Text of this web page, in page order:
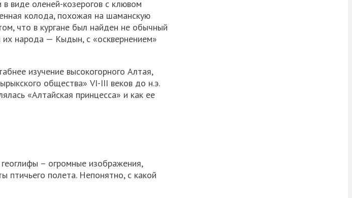
виде оленей-козерогов с клювом
колода, похожая на шаманскую
что в кургане был найден не обычный
их народа — Кыдын, с «осквернением»
изучение высокогорного Алтая,
общества» VI-III веков до н.э.
«Алтайская принцесса» и как ее
– огромные изображения,
птичьего полета. Непонятно, с какой